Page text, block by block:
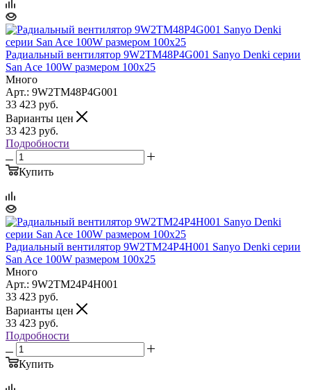
Радиальный вентилятор 9W2TM48P4G001 Sanyo Denki серии
San Ace 100W размером 100x25
Много
Арт.: 9W2TM48P4G001
33 423 руб.
Варианты цен
33 423 руб.
Подробности
Купить
Радиальный вентилятор 9W2TM24P4H001 Sanyo Denki серии
San Ace 100W размером 100x25
Много
Арт.: 9W2TM24P4H001
33 423 руб.
Варианты цен
33 423 руб.
Подробности
Купить